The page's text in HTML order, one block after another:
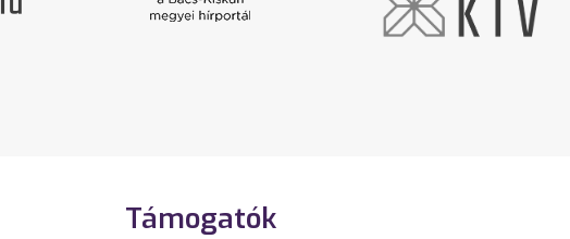
Támogatók